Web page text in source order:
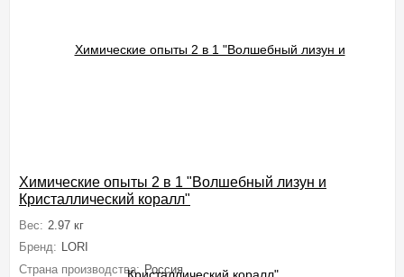
Химические опыты 2 в 1 "Волшебный лизун и
Кристаллический коралл"
Вес: 2.97 кг
Бренд: LORI
Страна производства: Россия